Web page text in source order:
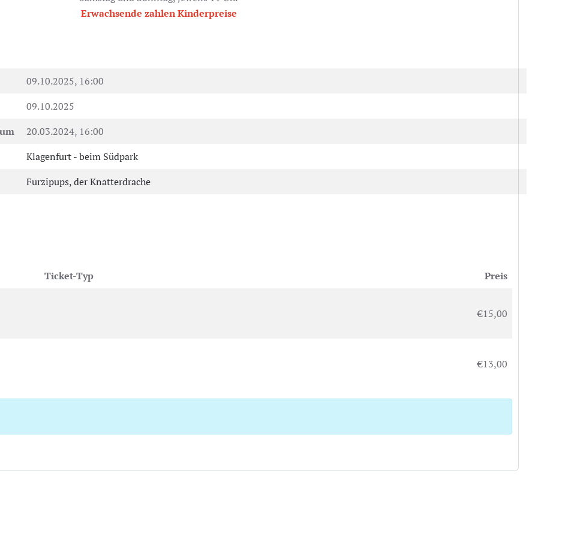
Erwachsende zahlen Kinderpreise
09.10.2025, 16:00
09.10.2025
20.03.2024, 16:00
Klagenfurt - beim Südpark
Furzipups, der Knatterdrache
Ticket-Typ
Preis
€15,00
€13,00